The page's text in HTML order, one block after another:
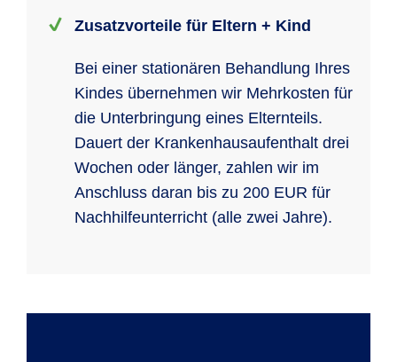
Zusatzvorteile für Eltern + Kind
Bei einer stationären Behandlung Ihres
Kindes übernehmen wir Mehrkosten für
die Unterbringung eines Elternteils.
Dauert der Krankenhausaufenthalt drei
Wochen oder länger, zahlen wir im
Anschluss daran bis zu 200 EUR für
Nachhilfeunterricht (alle zwei Jahre).